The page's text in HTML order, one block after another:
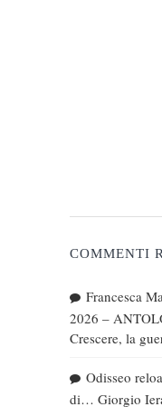
COMMENTI
Francesca
2026 –
Crescere, la
Odisseo
di… Giorgio